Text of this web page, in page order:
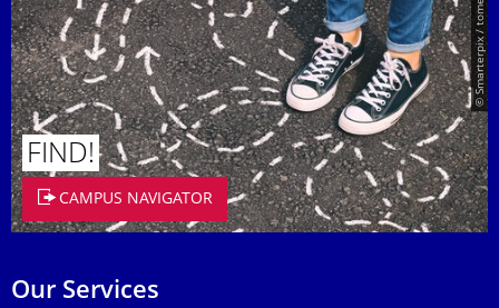
© Smarterpix / tomert
FIND!
CAMPUS NAVIGATOR
Our Services